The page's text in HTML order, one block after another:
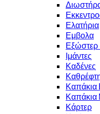
Ελατήρια
Εμβολα
Εξώστερ
Ιμάντες
Καδένες
Καπάκια
Καπάκια
Κάρτερ